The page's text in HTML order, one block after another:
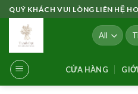
Skip
to
content
QUÝ KHÁCH VUI LÒNG LIÊN HỆ
Tìm
kiếm:
CỬA HÀNG